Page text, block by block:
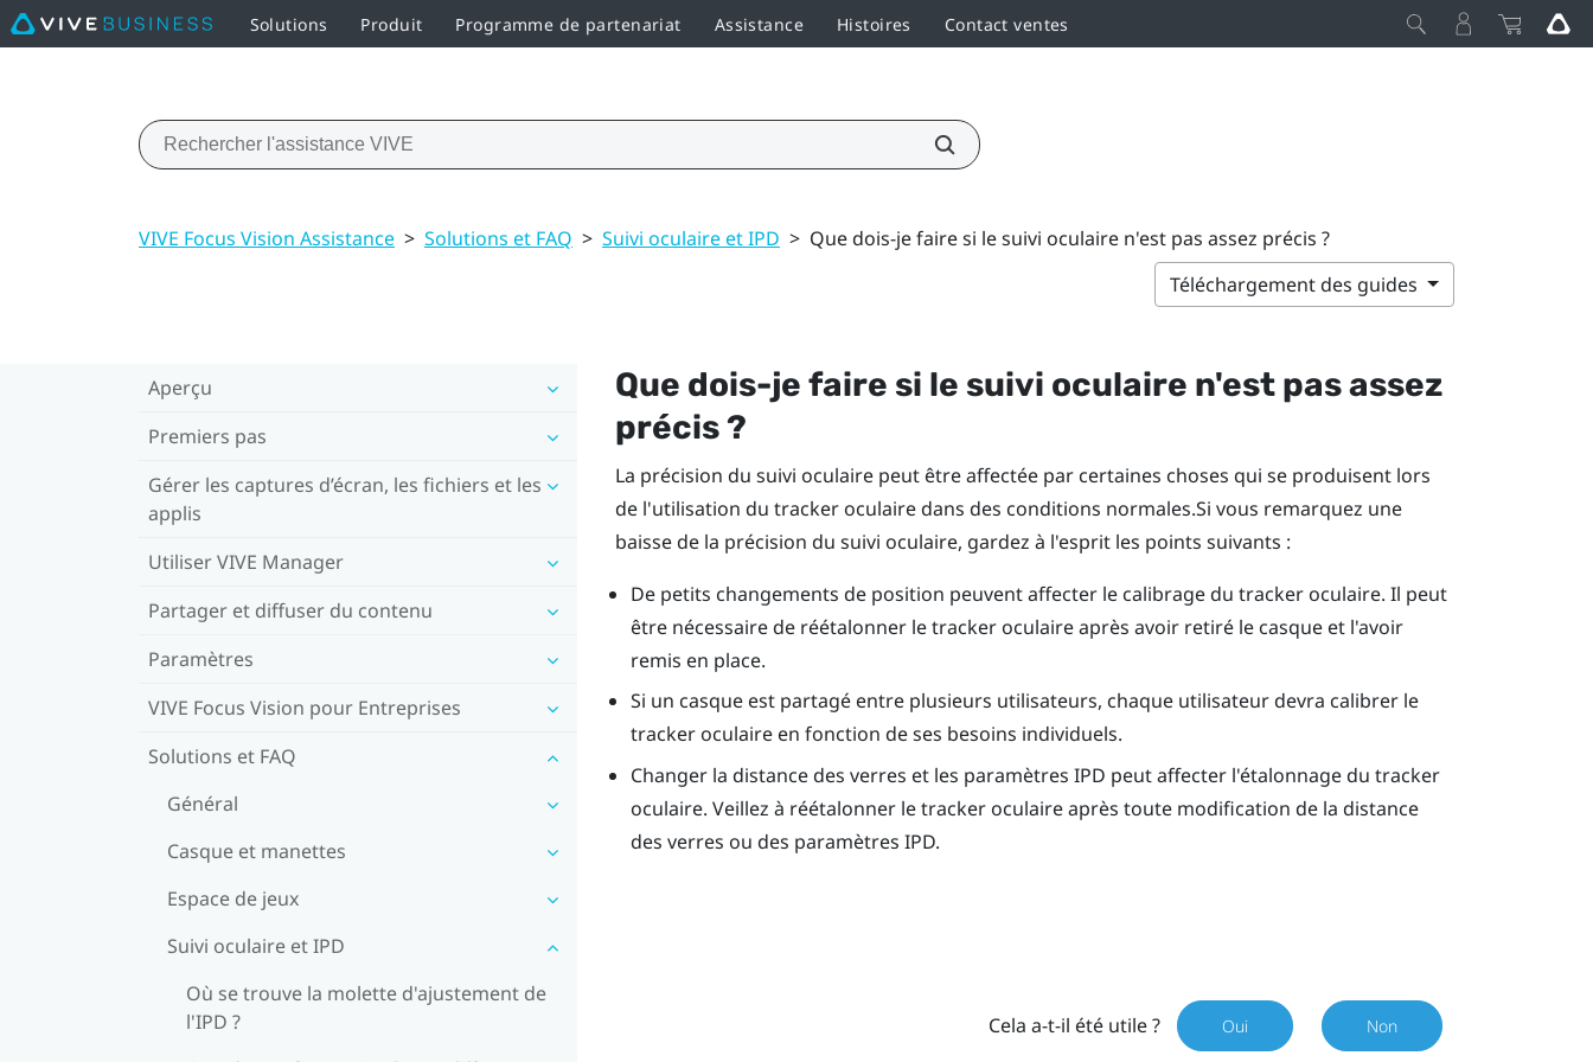
Solutions Produit Programme de partenariat Assistance Histoires Contact ventes
VIVE Focus Vision Assistance > Solutions et FAQ > Suivi oculaire et IPD > Que dois-je faire si le suivi oculaire n'est pas assez précis ?
Téléchargement des guides
Aperçu
Premiers pas
Gérer les captures d’écran, les fichiers et les
applis
Utiliser VIVE Manager
Partager et diffuser du contenu
Paramètres
VIVE Focus Vision pour Entreprises
Solutions et FAQ
Général
Casque et manettes
Espace de jeux
Suivi oculaire et IPD
Où se trouve la molette d'ajustement de
l'IPD ?
Que dois-je faire si le suivi oculaire n'est pas assez
précis ?
La précision du suivi oculaire peut être affectée par certaines choses qui se produisent lors
de l'utilisation du tracker oculaire dans des conditions normales.Si vous remarquez une
baisse de la précision du suivi oculaire, gardez à l'esprit les points suivants :
De petits changements de position peuvent affecter le calibrage du tracker oculaire. Il peut
être nécessaire de réétalonner le tracker oculaire après avoir retiré le casque et l'avoir
remis en place.
Si un casque est partagé entre plusieurs utilisateurs, chaque utilisateur devra calibrer le
tracker oculaire en fonction de ses besoins individuels.
Changer la distance des verres et les paramètres IPD peut affecter l'étalonnage du tracker
oculaire. Veillez à réétalonner le tracker oculaire après toute modification de la distance
des verres ou des paramètres IPD.
Cela a-t-il été utile ? Oui Non